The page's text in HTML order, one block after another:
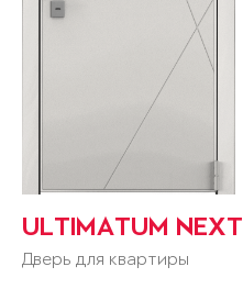
ULTIMATUM NEXT
Дверь для квартиры